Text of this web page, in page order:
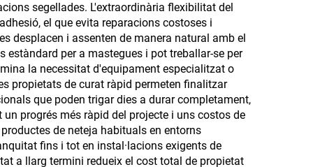
segellades. L'extraordinària flexibilitat del
el que evita reparacions costoses i
desplacen i assenten de manera natural amb el
per a mastegues i pot treballar-se per
la necessitat d'equipament especialitzat o
propietats de curat ràpid permeten finalitzar
que poden trigar dies a durar completament,
progrés més ràpid del projecte i uns costos de
de neteja habituals en entorns
fins i tot en instal·lacions exigents de
a llarg termini redueix el cost total de propietat